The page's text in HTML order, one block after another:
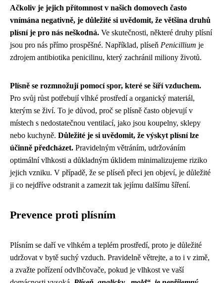
Ačkoliv je jejich přítomnost v našich domovech často
vnímána negativně, je důležité si uvědomit, že většina druhů
plísní je pro nás neškodná. Ve skutečnosti, některé druhy plísní
jsou pro nás přímo prospěšné. Například, plíseň Penicillium je
zdrojem antibiotika penicilinu, který zachránil miliony životů.
Plísně se rozmnožují pomocí spor, které se šíří vzduchem.
Pro svůj růst potřebují vlhké prostředí a organický materiál,
kterým se živí. To je důvod, proč se plísně často objevují v
místech s nedostatečnou ventilací, jako jsou koupelny, sklepy
nebo kuchyně. Důležité je si uvědomit, že výskyt plísní lze
účinně předcházet. Pravidelným větráním, udržováním
optimální vlhkosti a důkladným úklidem minimalizujeme riziko
jejich vzniku. V případě, že se plíseň přeci jen objeví, je důležité
ji co nejdříve odstranit a zamezit tak jejímu dalšímu šíření.
Prevence proti plísním
Plísním se daří ve vlhkém a teplém prostředí, proto je důležité
udržovat v bytě suchý vzduch. Pravidelně větrejte, a to i v zimě,
a zvažte pořízení odvlhčovače, pokud je vlhkost ve vaší